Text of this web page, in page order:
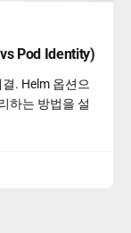
Pod Identity)
. Helm 옵션으
하는 방법을 설